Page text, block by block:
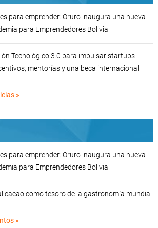
para emprender: Oruro inaugura una nueva
para Emprendedores Bolivia
Tecnológico 3.0 para impulsar startups
mentorías y una beca internacional
»
para emprender: Oruro inaugura una nueva
para Emprendedores Bolivia
cacao como tesoro de la gastronomía mundial
»